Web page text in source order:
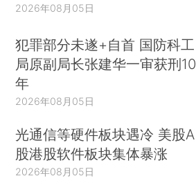
2026年08月05日
犯罪部分未遂+自首 国防科工
局原副局长张建华一审获刑10
年
2026年08月05日
光通信等硬件板块遇冷 美股A
股港股软件板块集体暴涨
2026年08月05日